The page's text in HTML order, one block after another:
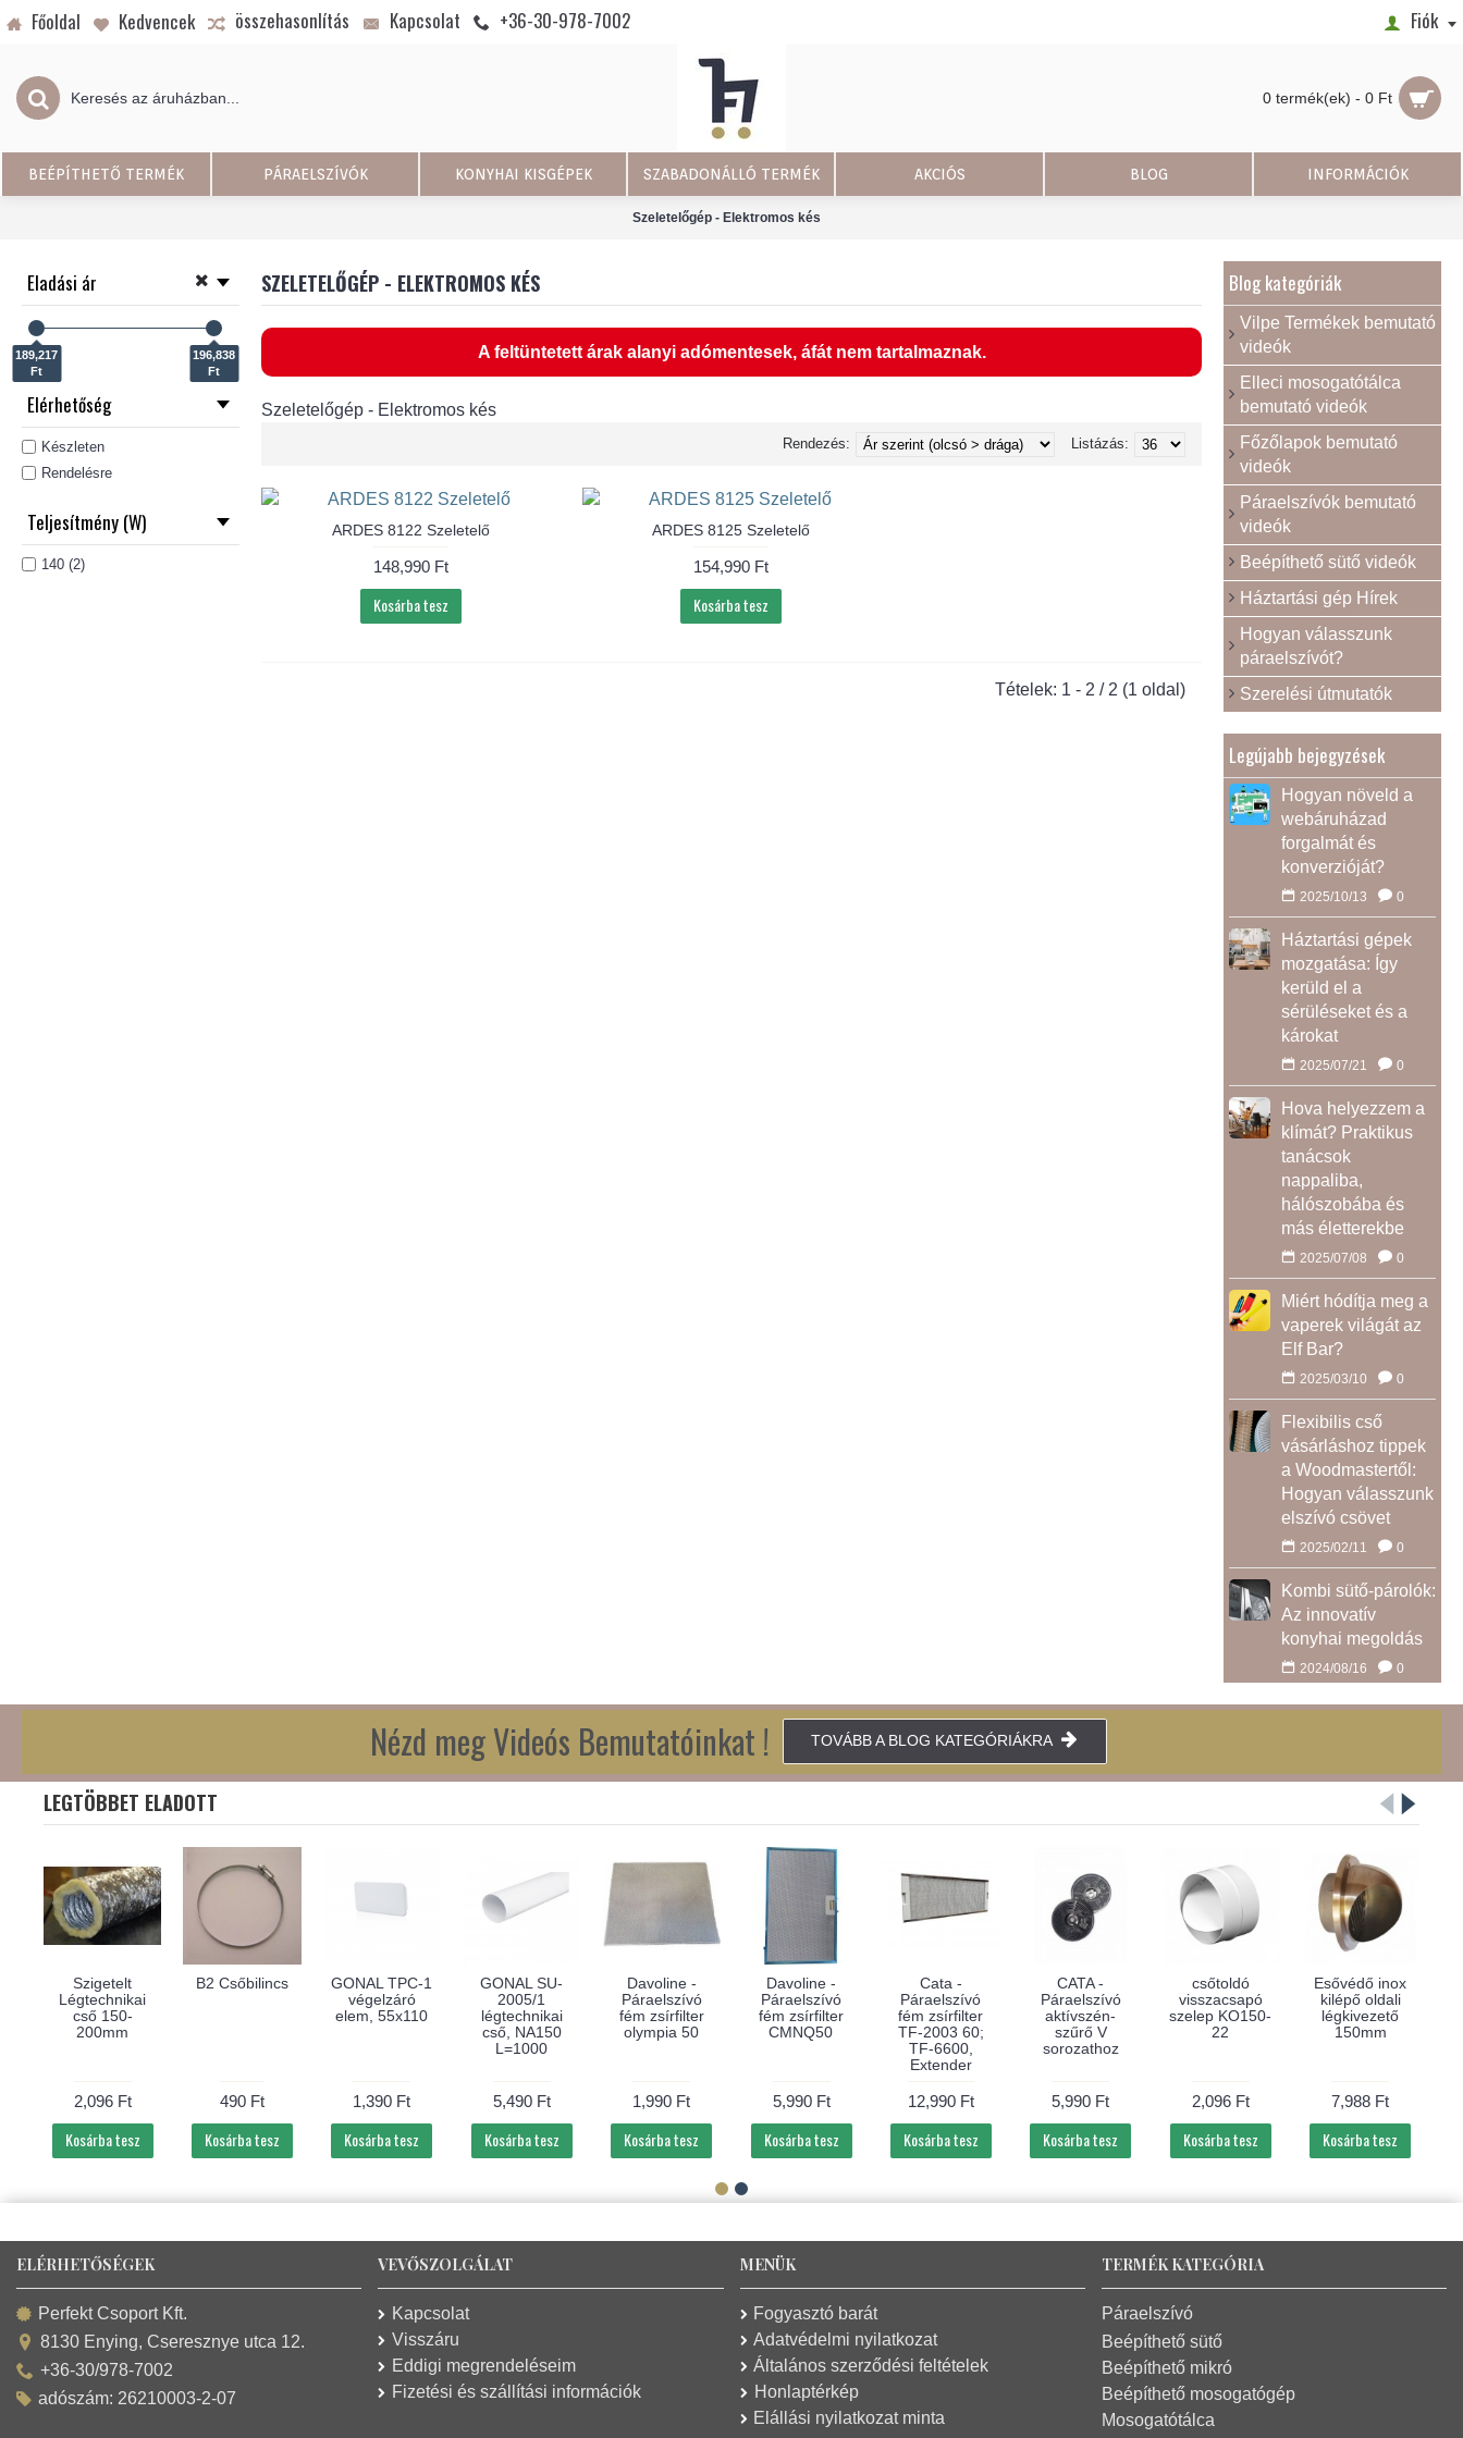
Főoldal Kedvencek összehasonlítás Kapcsolat +36-30-978-7002 Fiók
0 termék(ek) - 0 Ft
BEÉPÍTHETŐ TERMÉK PÁRAELSZÍVÓK KONYHAI KISGÉPEK SZABADONÁLLÓ TERMÉK AKCIÓS BLOG INFORMÁCIÓK
Szeletelőgép - Elektromos kés
Eladási ár
189,217
Ft
196,838
Ft
Elérhetőség
Készleten
Rendelésre
Teljesítmény (W)
140 (2)
Blog kategóriák
Vilpe Termékek bemutató
videók
Elleci mosogatótálca
bemutató videók
Főzőlapok bemutató
videók
Páraelszívók bemutató
videók
Beépíthető sütő videók
Háztartási gép Hírek
Hogyan válasszunk
páraelszívót?
Szerelési útmutatók
Legújabb bejegyzések
Hogyan növeld a
webáruházad
forgalmát és
konverzióját?
2025/10/13 0
Háztartási gépek
mozgatása: Így
kerüld el a
sérüléseket és a
károkat
2025/07/21 0
Hova helyezzem a
klímát? Praktikus
tanácsok
nappaliba,
hálószobába és
más életterekbe
2025/07/08 0
Miért hódítja meg a
vaperek világát az
Elf Bar?
2025/03/10 0
Flexibilis cső
vásárláshoz tippek
a Woodmastertől:
Hogyan válasszunk
elszívó csövet
2025/02/11 0
Kombi sütő-párolók:
Az innovatív
konyhai megoldás
2024/08/16 0
SZELETELŐGÉP - ELEKTROMOS KÉS
A feltüntetett árak alanyi adómentesek, áfát nem tartalmaznak.
Szeletelőgép - Elektromos kés
Listázás:
Rendezés:
ARDES 8122 Szeletelő
148,990 Ft
Kosárba tesz
ARDES 8125 Szeletelő
154,990 Ft
Kosárba tesz
Tételek: 1 - 2 / 2 (1 oldal)
Nézd meg Videós Bemutatóinkat ! TOVÁBB A BLOG KATEGÓRIÁKRA
LEGTÖBBET ELADOTT
Szigetelt
Légtechnikai
cső 150-
200mm
2,096 Ft
Kosárba tesz
B2 Csőbilincs
490 Ft
Kosárba tesz
GONAL TPC-1
végelzáró
elem, 55x110
1,390 Ft
Kosárba tesz
GONAL SU-
2005/1
légtechnikai
cső, NA150
L=1000
5,490 Ft
Kosárba tesz
Davoline -
Páraelszívó
fém zsírfilter
olympia 50
1,990 Ft
Kosárba tesz
Davoline -
Páraelszívó
fém zsírfilter
CMNQ50
5,990 Ft
Kosárba tesz
Cata -
Páraelszívó
fém zsírfilter
TF-2003 60;
TF-6600,
Extender
12,990 Ft
Kosárba tesz
CATA -
Páraelszívó
aktívszén-
szűrő V
sorozathoz
5,990 Ft
Kosárba tesz
csőtoldó
visszacsapó
szelep KO150-
22
2,096 Ft
Kosárba tesz
Esővédő inox
kilépő oldali
légkivezető
150mm
7,988 Ft
Kosárba tesz
ELÉRHETŐSÉGEK
Perfekt Csoport Kft.
8130 Enying, Cseresznye utca 12.
+36-30/978-7002
adószám: 26210003-2-07
VEVŐSZOLGÁLAT
Kapcsolat
Visszáru
Eddigi megrendeléseim
Fizetési és szállítási információk
MENÜK
Fogyasztó barát
Adatvédelmi nyilatkozat
Általános szerződési feltételek
Honlaptérkép
Elállási nyilatkozat minta
TERMÉK KATEGÓRIA
Páraelszívó
Beépíthető sütő
Beépíthető mikró
Beépíthető mosogatógép
Mosogatótálca